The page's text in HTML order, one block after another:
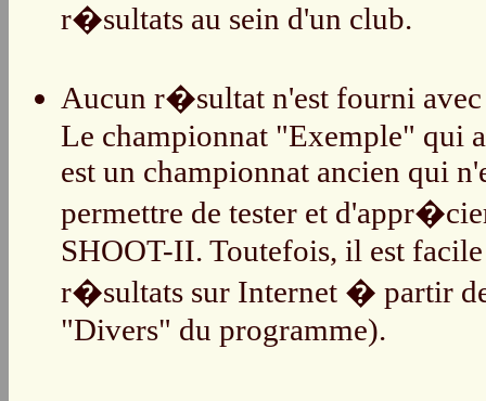
r�sultats au sein d'un club.
Aucun r�sultat n'est fourni
Le championnat "Exemple" qui
est un championnat ancien qui
permettre de tester et
SHOOT-II. Toutefois, il est
r�sultats sur Internet � partir
"Divers" du programme).